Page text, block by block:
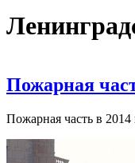
Пожарная
Пожарная часть в 2014